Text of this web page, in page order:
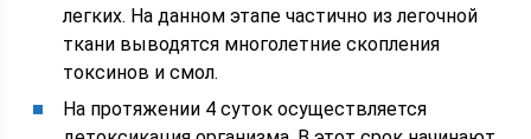
легких. На данном этапе частично из легочной
ткани выводятся многолетние скопления
токсинов и смол.
На протяжении 4 суток осуществляется